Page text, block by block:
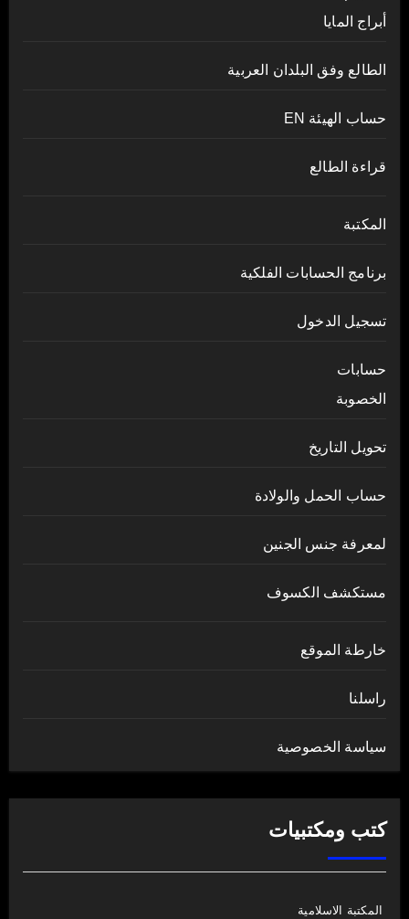
أبراج المايا
الطالع وفق البلدان العربية
حساب الهيئة EN
قراءة الطالع
المكتبة
برنامج الحسابات الفلكية
تسجيل الدخول
حسابات
الخصوبة
تحويل التاريخ
حساب الحمل والولادة
لمعرفة جنس الجنين
مستكشف الكسوف
خارطة الموقع
راسلنا
سياسة الخصوصية
كتب ومكتبيات
المكتبة الاسلامية